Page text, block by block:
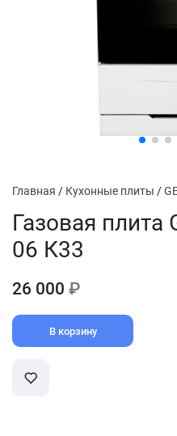
Главная / Кухонные плиты /
Газовая плита
06 К33
26 000 ₽
В корзину